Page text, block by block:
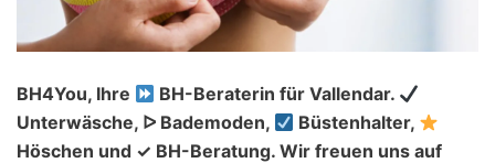
BH4You, Ihre
BH-Beraterin für Vallendar.
Unterwäsche, ᐅ Bademoden,
Büstenhalter,
Höschen und ✓ BH-Beratung. Wir freuen uns auf